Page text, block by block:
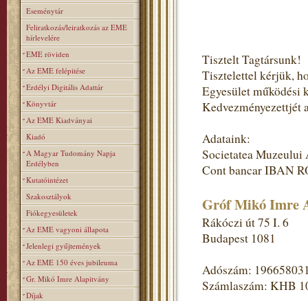
Eseménytár
Feliratkozás/leiratkozás az EME
hírlevelére
EME röviden
Az EME felépitése
Erdélyi Digitális Adattár
Könyvtár
Az EME Kiadványai
Kiadó
A Magyar Tudomány Napja
Erdélyben
Kutatóintézet
Szakosztályok
Fiókegyesületek
Az EME vagyoni állapota
Jelenlegi gyűjtemények
Az EME 150 éves jubileuma
Gr. Mikó Imre Alapitvány
Díjak
Tisztelt Tagtársunk!
Tisztelettel kérjük,
Egyesület működési
Kedvezményezettjét
Adataink:
Societatea
Cont bancar IBAN
Gróf Mikó Imre
Rákóczi út 75 I. 6
Budapest 1081
Adószám:
Számlaszám: KHB